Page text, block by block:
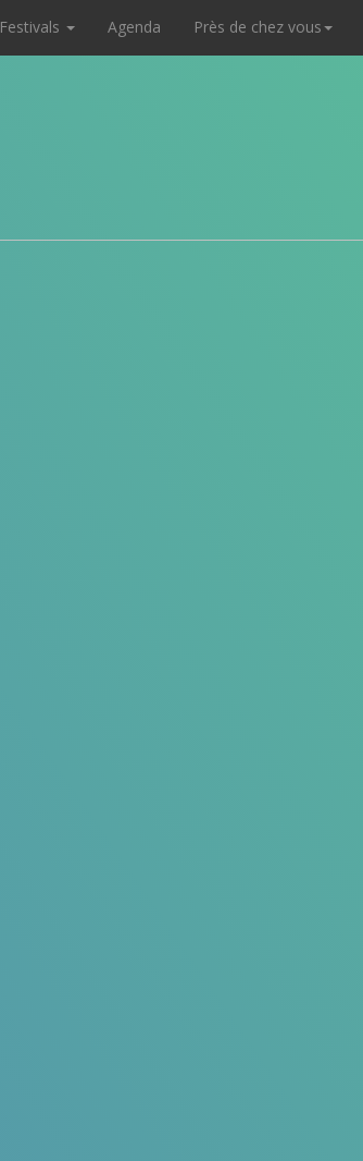
Festivals Agenda Près de chez vous